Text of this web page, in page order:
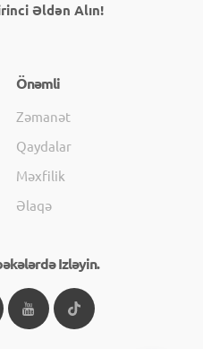
Əldən Alın!
Önəmli
Zəmanət
Qaydalar
Məxfilik
Əlaqə
Izləyin.